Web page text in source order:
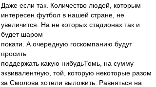
Даже если так. Количество людей, которым
интересен футбол в нашей стране, не
увеличится. На не которых стадионах так и
будет шаром
покати. А очередную госкомпанию будут
просить
поддержать какую нибудьТомь, на сумму
эквивалентную, той, которую некоторые разом
за Смолова хотели выложить. Равняться на